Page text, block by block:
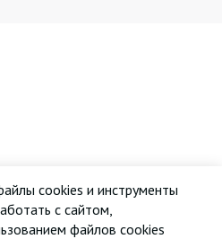
cookies и инструменты
с сайтом,
файлов cookies